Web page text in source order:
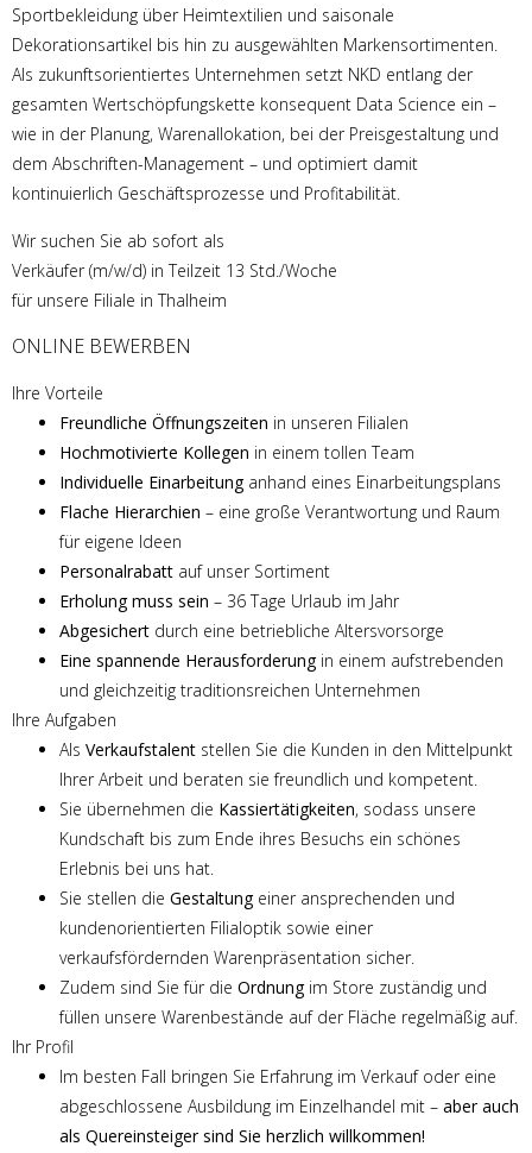
Sportbekleidung über Heimtextilien und saisonale
Dekorationsartikel bis hin zu ausgewählten Markensortimenten.
Als zukunftsorientiertes Unternehmen setzt NKD entlang der
gesamten Wertschöpfungskette konsequent Data Science ein –
wie in der Planung, Warenallokation, bei der Preisgestaltung und
dem Abschriften-Management – und optimiert damit
kontinuierlich Geschäftsprozesse und Profitabilität.
Wir suchen Sie ab sofort als
Verkäufer (m/w/d) in Teilzeit 13 Std./Woche
für unsere Filiale in Thalheim
ONLINE BEWERBEN
Ihre Vorteile
Freundliche Öffnungszeiten in unseren Filialen
Hochmotivierte Kollegen in einem tollen Team
Individuelle Einarbeitunganhand eines Einarbeitungsplans
Flache Hierarchien – eine große Verantwortung und Raum
für eigene Ideen
Personalrabatt auf unser Sortiment
Erholung muss sein – 36 Tage Urlaub im Jahr
Abgesichert durch eine betriebliche Altersvorsorge
Eine spannende Herausforderungin einem aufstrebenden
und gleichzeitig traditionsreichen Unternehmen
Ihre Aufgaben
Als Verkaufstalent stellen Sie die Kunden in den Mittelpunkt
Ihrer Arbeit und beraten sie freundlich und kompetent.
Sie übernehmen die Kassiertätigkeiten, sodass unsere
Kundschaft bis zum Ende ihres Besuchs ein schönes
Erlebnis bei uns hat.
Sie stellen die Gestaltungeiner ansprechenden und
kundenorientierten Filialoptik sowie einer
verkaufsfördernden Warenpräsentation sicher.
Zudem sind Sie für die Ordnungim Store zuständig und
füllen unsere Warenbestände auf der Fläche regelmäßig auf.
Ihr Profil
Im besten Fall bringen Sie Erfahrung im Verkauf oder eine
abgeschlossene Ausbildung im Einzelhandel mit – aber auch
als Quereinsteiger sind Sie herzlich willkommen!